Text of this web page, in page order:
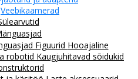
Veebikaamerad
Figuurid Hooajaline
robotid Kaugjuhitavad sõidukid